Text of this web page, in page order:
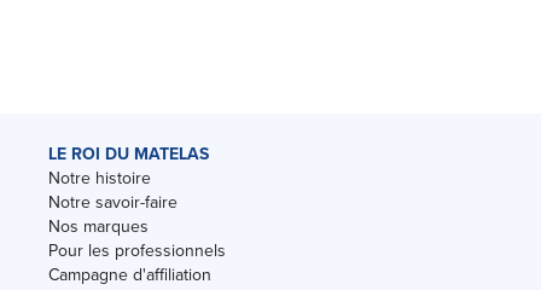
LE ROI DU MATELAS
Notre histoire
Notre savoir-faire
Nos marques
Pour les professionnels
Campagne d'affiliation